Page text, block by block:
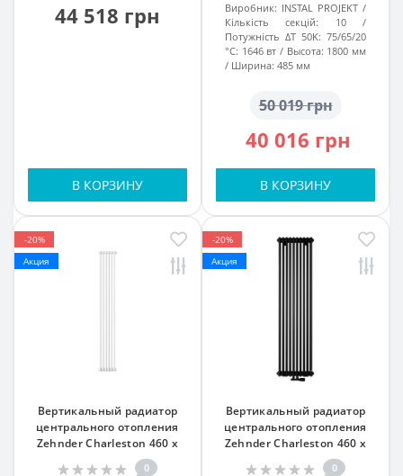
44 518 грн
В КОРЗИНУ
Виробник: INSTAL PROJEKT
Кількість секцій:
10
Потужність ΔT 50K: 75/65/20
°C: 1646 вт Высота: 1800 мм
Ширина: 485 мм
50 019 грн
40 016 грн
В КОРЗИНУ
-20%
Акция
Вертикальный радиатор
центрального отопления
Zehnder Charleston 460 x
1792, Technoline 13-15 кв. м
0
-20%
Акция
Вертикальный радиатор
центрального отопления
Zehnder Charleston 460 x
1792, Technoline 13-15 кв. м
0